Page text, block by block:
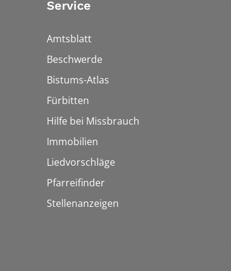
Service
Amtsblatt
Beschwerde
Bistums-Atlas
Fürbitten
Hilfe bei Missbrauch
Immobilien
Liedvorschläge
Pfarreifinder
Stellenanzeigen